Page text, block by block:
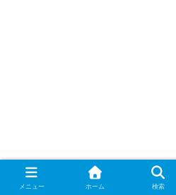
メニュー ホーム 検索